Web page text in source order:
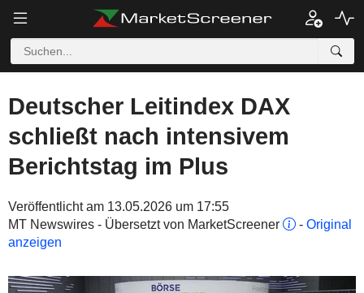
Deutscher Leitindex DAX
schließt nach intensivem
Berichtstag im Plus
Veröffentlicht am 13.05.2026 um 17:55
MT Newswires - Übersetzt von MarketScreener
- Original
anzeigen